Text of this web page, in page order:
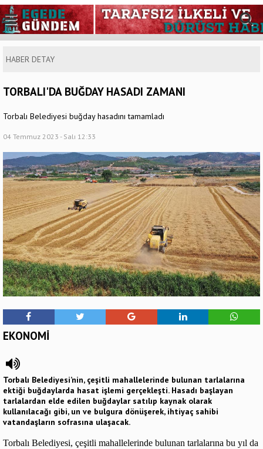
HABER DETAY
TORBALI'DA BUĞDAY HASADI ZAMANI
Torbalı Belediyesi buğday hasadını tamamladı
04 Temmuz 2023 - Salı 12:33
EKONOMİ
Torbalı Belediyesi’nin, çeşitli mahallelerinde bulunan tarlalarına
ektiği buğdaylarda hasat işlemi gerçekleşti. Hasadı başlayan
tarlalardan elde edilen buğdaylar satılıp kaynak olarak
kullanılacağı gibi, un ve bulgura dönüşerek, ihtiyaç sahibi
vatandaşların sofrasına ulaşacak.
Torbalı Belediyesi, çeşitli mahallelerinde bulunan tarlalarına bu yıl da